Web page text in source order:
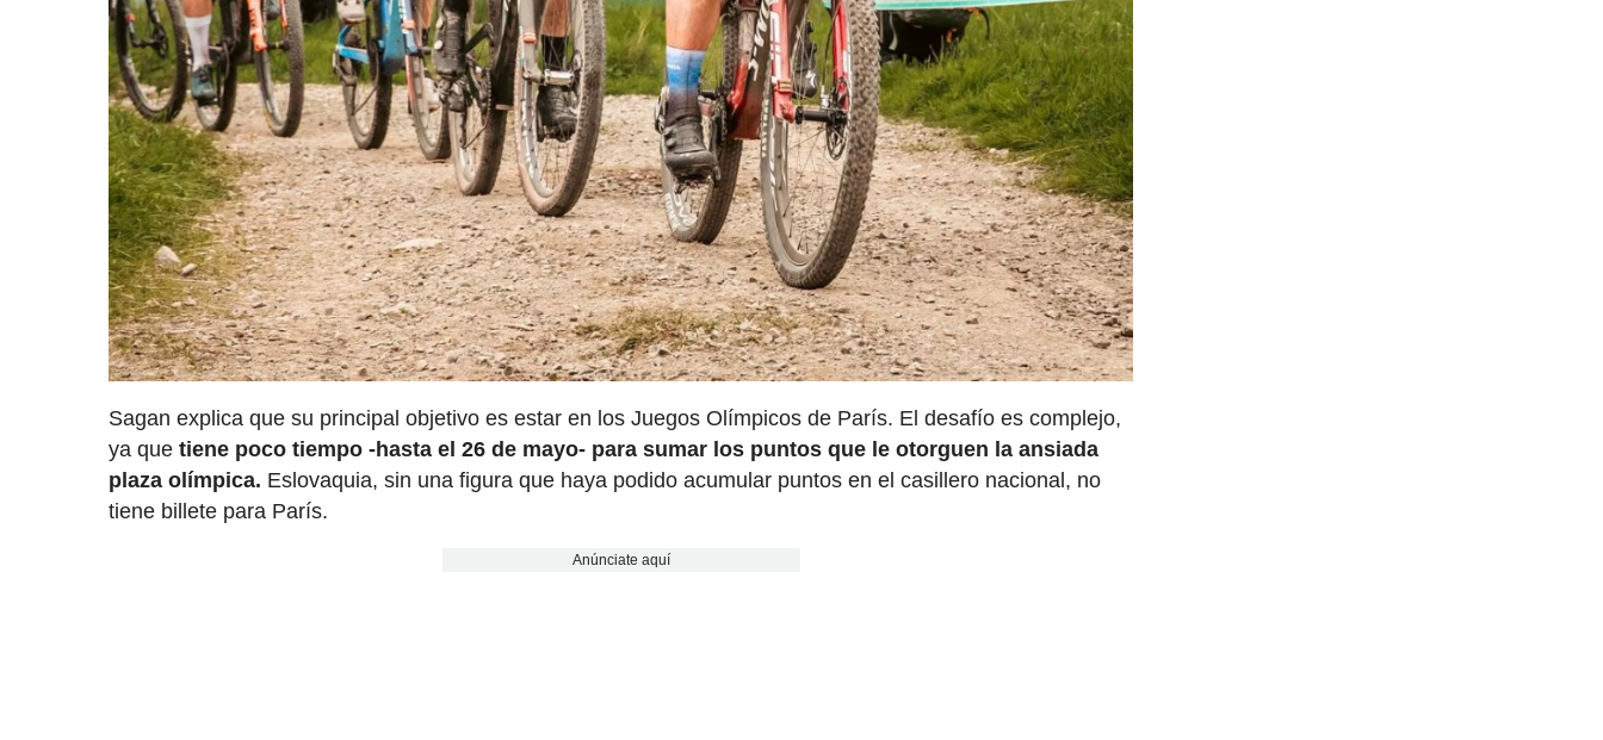
Sagan explica que su principal objetivo es estar en los Juegos Olímpicos de París. El desafío es complejo,
ya quetiene poco tiempo -hasta el 26 de mayo- para sumar los puntos que le otorguen la ansiada
plaza olímpica. Eslovaquia, sin una figura que haya podido acumular puntos en el casillero nacional, no
tiene billete para París.
Anúnciate aquí